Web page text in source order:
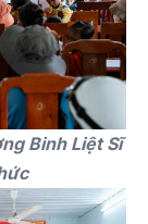
Binh Liệt Sĩ